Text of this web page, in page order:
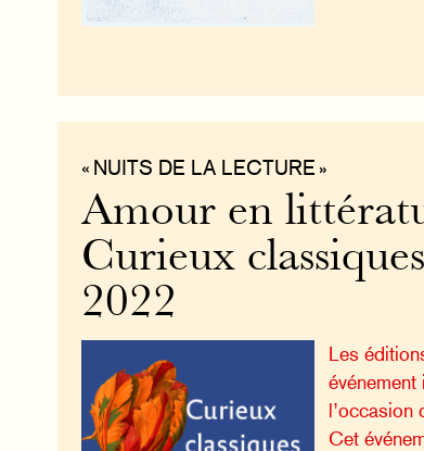
« NUITS DE LA LECTURE »
Amour en
Curieux
2022
Les
événement
l’occasion
Cet